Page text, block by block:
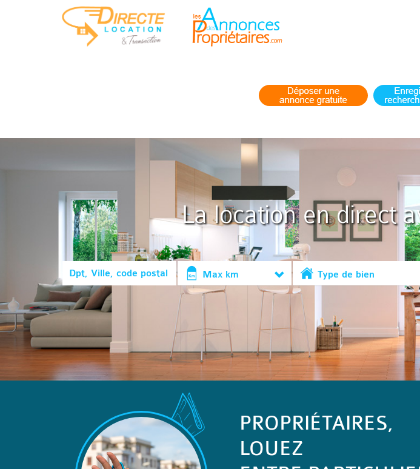
La location en direct
Max km Type de bien
PROPRIÉTAIRES,
LOUEZ